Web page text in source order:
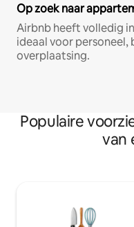
Op zoek naar
Airbnb heeft volledig
ideaal voor
overplaatsing.
Populaire
van